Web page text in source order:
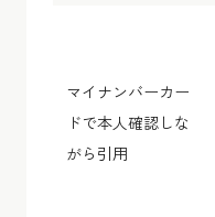
マイナンバーカー
ドで本人確認しな
がら引用